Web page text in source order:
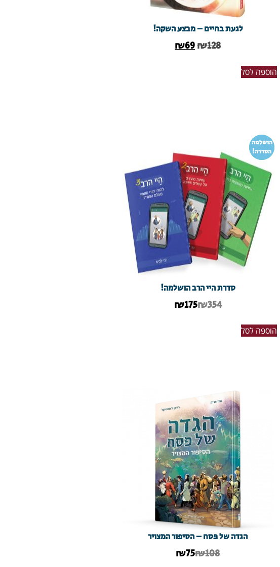
לגעת בחיים – מבצע השקה!
₪128
₪69
הוספה לסל
הושלמה
הסדרה!
סדרת היי הרב הושלמה!
₪354
₪175
הוספה לסל
הגדה של פסח – הסיפור המצויר
₪108
₪75